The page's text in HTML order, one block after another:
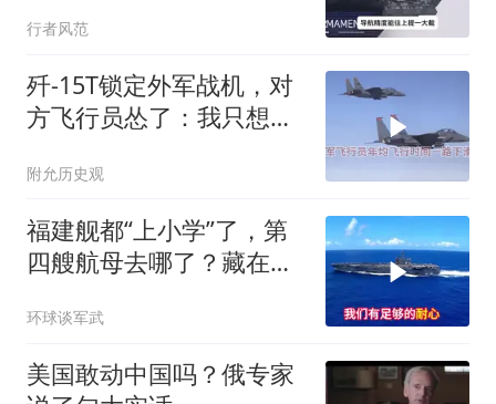
行者风范
歼-15T锁定外军战机，对
方飞行员怂了：我只想回
附允历史观
福建舰都“上小学”了，第
四艘航母去哪了？藏在船
环球谈军武
美国敢动中国吗？俄专家